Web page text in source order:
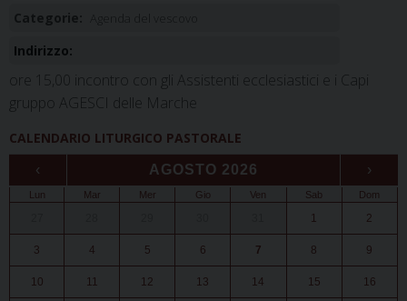
Categorie:
Indirizzo:
ore 15,00 incontro con gli Assistenti ecclesiastici e i Capi
gruppo AGESCI delle Marche
CALENDARIO LITURGICO PASTORALE
‹ AGOSTO 2026 ›
Lun Mar Mer Gio Ven Sab Dom
1 2
3 4 5 6 7 8 9
10 11 12 13 14 15 16